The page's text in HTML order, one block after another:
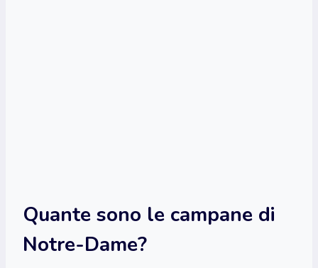
Quante sono le campane di
Notre-Dame?